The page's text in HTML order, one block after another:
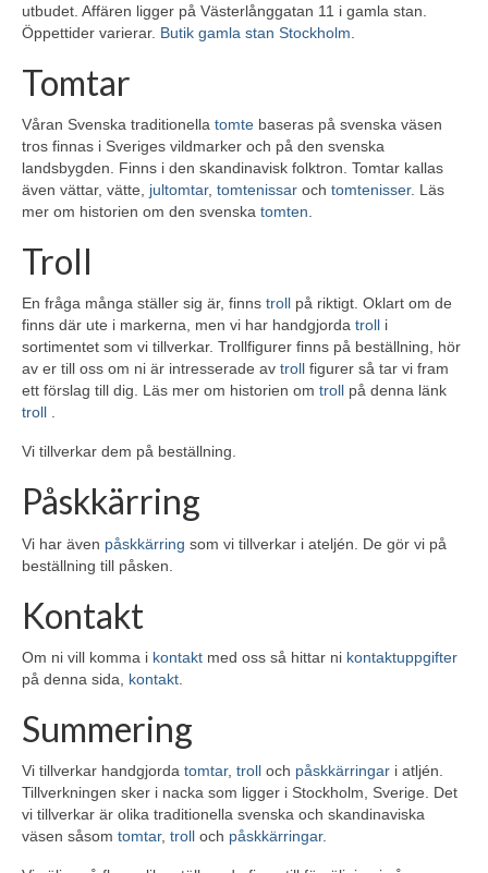
utbudet. Affären ligger på Västerlånggatan 11 i gamla stan.
Öppettider varierar. Butik gamla stan Stockholm
Tomtar
Våran Svenska traditionella tomte baseras på svenska väsen
tros finnas i Sveriges vildmarker och på den svenska
landsbygden. Finns i den skandinavisk folktron. Tomtar kallas
även vättar, vätte, jultomtar, tomtenissar och tomtenisser. Läs
mer om historien om den svenska tomten.
Troll
En fråga många ställer sig är, finns troll på riktigt. Oklart om de
finns där ute i markerna, men vi har handgjorda troll i
sortimentet som vi tillverkar. Trollfigurer finns på beställning, hör
av er till oss om ni är intresserade av troll figurer så tar vi fram
ett förslag till dig. Läs mer om historien om troll på denna länk
troll .
Vi tillverkar dem på beställning.
Påskkärring
Vi har även påskkärring som vi tillverkar i ateljén. De gör vi på
beställning till påsken.
Kontakt
Om ni vill komma i kontakt med oss så hittar ni kontaktuppgifter
på denna sida, kontakt
Summering
Vi tillverkar handgjorda tomtar, troll och påskkärringar i atljén.
Tillverkningen sker i nacka som ligger i Stockholm, Sverige. Det
vi tillverkar är olika traditionella svenska och skandinaviska
väsen såsom tomtar, troll och påskkärringar.